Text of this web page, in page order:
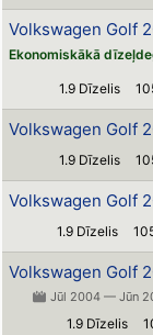
Volkswagen Golf
Ekonomiskākā
1.9 Dīzelis
Volkswagen Golf
1.9 Dīzelis
Volkswagen Golf
1.9 Dīzelis
Volkswagen Golf
Jūl 2004 — Jūn
1.9 Dīzelis